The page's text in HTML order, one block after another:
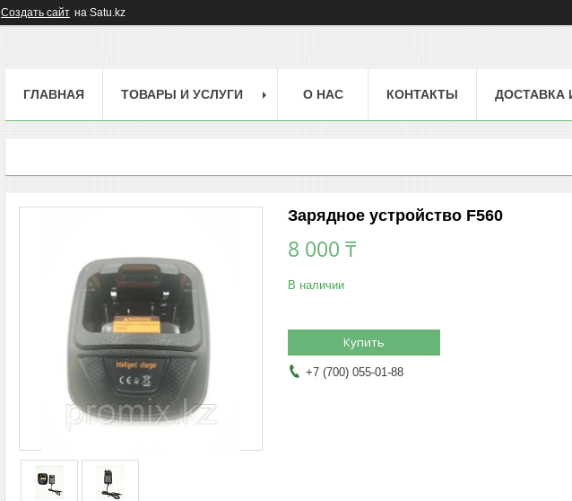
Создать сайт на Satu.kz
ГЛАВНАЯ ТОВАРЫ И УСЛУГИ О НАС КОНТАКТЫ ДОСТАВКА
Зарядное устройство F560
8 000 ₸
В наличии
Купить
+7 (700) 055-01-88